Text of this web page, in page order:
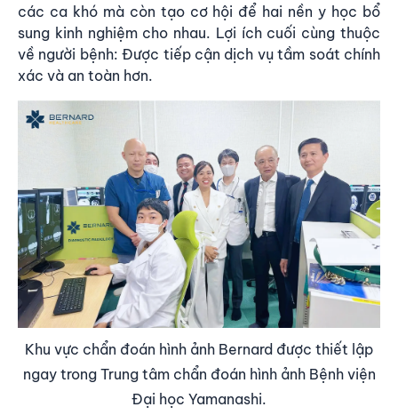
các ca khó mà còn tạo cơ hội để hai nền y học bổ
sung kinh nghiệm cho nhau. Lợi ích cuối cùng thuộc
về người bệnh: Được tiếp cận dịch vụ tầm soát chính
xác và an toàn hơn.
Khu vực chẩn đoán hình ảnh Bernard được thiết lập
ngay trong Trung tâm chẩn đoán hình ảnh Bệnh viện
Đại học Yamanashi.